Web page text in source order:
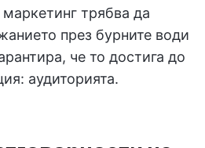
трябва да
през бурните води
че то достига до
аудиторията.